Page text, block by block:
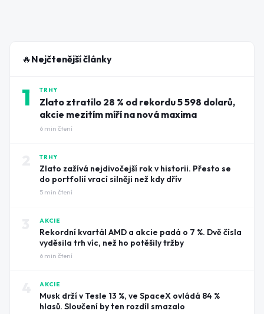
🔥 Nejčtenější články
1 TRHY
Zlato ztratilo 28 % od rekordu 5 598 dolarů,
akcie mezitím míří na nová maxima
6 min čtení
TRHY
Zlato zažívá nejdivočejší rok v historii. Přesto se
do portfolií vrací silněji než kdy dřív
5 min čtení
AKCIE
Rekordní kvartál AMD a akcie padá o 7 %. Dvě čísla
vyděsila trh víc, než ho potěšily tržby
6 min čtení
AKCIE
Musk drží v Tesle 13 %, ve SpaceX ovládá 84 %
hlasů. Sloučení by ten rozdíl smazalo